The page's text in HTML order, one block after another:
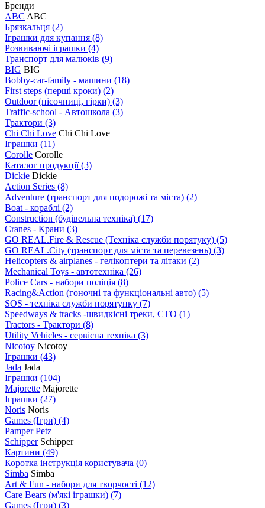
Бренди
ABC ABC
Брязкальця (2)
Іграшки для купання (8)
Розвиваючі іграшки (4)
Транспорт для малюків (9)
BIG BIG
Bobby-car-family - машини (18)
First steps (перші кроки) (2)
Outdoor (пісочниці, гірки) (3)
Traffic-school - Автошкола (3)
Трактори (3)
Chi Chi Love Chi Chi Love
Іграшки (11)
Corolle Corolle
Каталог продукції(3)
Dickie Dickie
Action Series (8)
Adventure (транспорт для подорожі та міста) (2)
Boat - кораблі (2)
Construction (будівельна техніка) (17)
Cranes - Крани (3)
GO REAL.Fire & Rescue (Техніка служби порятуку) (5)
GO REAL.City (транспорт для міста та перевезень) (3)
Helicopters & airplanes - гелікоптери та літаки (2)
Mechanical Toys - автотехніка (26)
Police Cars - набори поліція (8)
Racing&Action (гоночні та функціональні авто) (5)
SOS - техніка служби порятунку (7)
Speedways & tracks -швидкісні треки, СТО (1)
Tractors - Трактори (8)
Utility Vehicles - сервісна техніка (3)
Nicotoy Nicotoy
Іграшки (43)
Jada Jada
Іграшки (104)
Majorette Majorette
Іграшки (27)
Noris Noris
Games (Ігри) (4)
Pamper Petz
Schipper Schipper
Картини (49)
Коротка інструкція користувача (0)
Simba Simba
Art & Fun - набори для творчості (12)
Care Bears (м'які іграшки) (7)
Games (Ігри) (3)